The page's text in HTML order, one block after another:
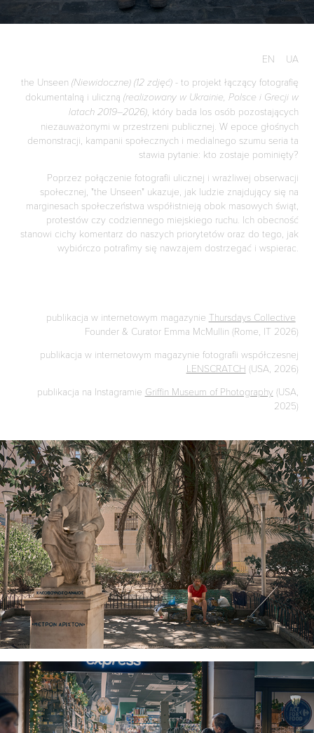
EN
UA
the Unseen (Niewidoczne) (12 zdjęć) - to projekt łączący fotografię
dokumentalną i uliczną (realizowany w Ukrainie, Polsce i Grecji w
latach 2019–2026), który bada los osób pozostających
niezauważonymi w przestrzeni publicznej. W epoce głośnych
demonstracji, kampanii społecznych i medialnego szumu seria ta
stawia pytanie: kto zostaje pominięty?
Poprzez połączenie fotografii ulicznej i wrażliwej obserwacji
społecznej, "the Unseen" ukazuje, jak ludzie znajdujący się na
marginesach społeczeństwa współistnieją obok masowych świąt,
protestów czy codziennego miejskiego ruchu. Ich obecność
stanowi cichy komentarz do naszych priorytetów oraz do tego, jak
wybiórczo potrafimy się nawzajem dostrzegać i wspierac.
publikacja w internetowym magazynie Thursdays Collective
Founder & Curator Emma McMullin (Rome, IT 2026)
publikacja w internetowym magazynie fotografii współczesnej
LENSCRATCH (USA, 2026)
publikacja na Instagramie Griffin Museum of Photography (USA,
2025)